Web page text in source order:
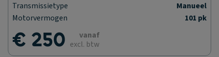
Transmissietype
Manueel
Motorvermogen
101 pk
€ 250
vanaf
excl. btw